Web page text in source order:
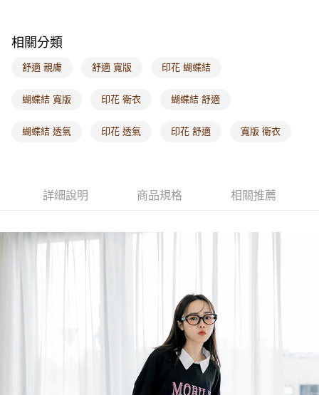
付款後門市自取
每筆NT$60，滿NT$1,000(含以上)免運費
相關分類
舒適 親膚 舒適 寬版 印花 蝴蝶結
蝴蝶結 寬版 印花 衛衣 蝴蝶結 舒適
蝴蝶結 透氣 印花 透氣 印花 舒適 寬版 衛衣
詳細說明 商品規格 相關推薦